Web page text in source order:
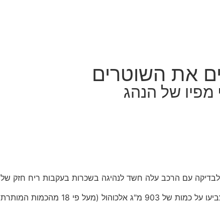
מפיו של הנהג
עם הרכב עלה חשד לנהיגה בשכרות בעקבות ריח חזק של
המותרת לנהג מסוגו).